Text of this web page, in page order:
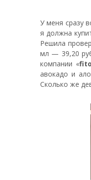
У меня сразу
я должна
Решила
мл — 39,20
компании «
авокадо и
Сколько же